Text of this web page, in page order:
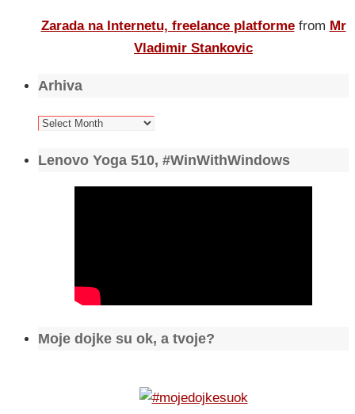
Zarada na Internetu, freelance platforme from Mr
Vladimir Stankovic
Arhiva
Arhiva
Lenovo Yoga 510, #WinWithWindows
Moje dojke su ok, a tvoje?